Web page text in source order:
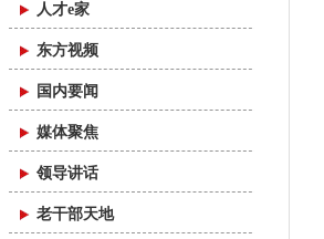
人才e家
东方视频
国内要闻
媒体聚焦
领导讲话
老干部天地